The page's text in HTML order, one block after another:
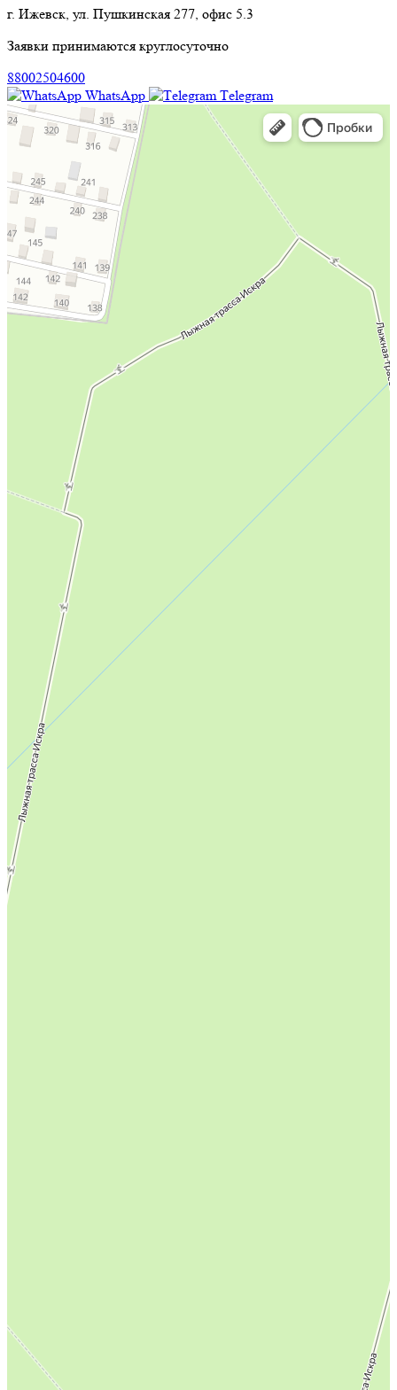
г. Ижевск, ул. Пушкинская 277, офис 5.3
Заявки принимаются круглосуточно
88002504600
WhatsApp
Тelegram